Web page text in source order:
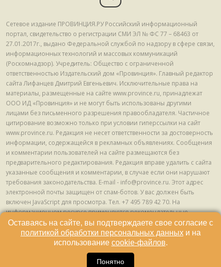
Сетевое издание ПРОВИНЦИЯ.РУ Российский информационный
портал, свидетельство о регистрации СМИ ЭЛ № ФС 77 – 68463 от
27.01.2017г., выдано Федеральной службой по надзору в сфере связи,
информационных технологий и массовых коммуникаций
(Роскомнадзор). Учредитель: Общество с ограниченной
ответственностью Издательский дом «Провинция». Главный редактор
сайта Лифанцев Дмитрий Евгеньевич. Исключительные права на
материалы, размещенные на сайте www.province.ru, принадлежат
ООО ИД «Провинция» и не могут быть использованы другими
лицами без письменного разрешения правообладателя. Частичное
цитирование возможно только при условии гиперссылки на сайт
www.province.ru. Редакция не несет ответственности за достоверность
информации, содержащейся в рекламных объявлениях. Сообщения
и комментарии пользователей на сайте размещаются без
предварительного редактирования. Редакция вправе удалить с сайта
указанные сообщения и комментарии, в случае если они нарушают
требования законодательства. E-mail - info@province.ru. Этот адрес
электронной почты защищен от спам-ботов. У вас должен быть
включен JavaScript для просмотра. Tел. +7 495 789 42 70. На
информационном ресурсе применяются рекомендательные
технологии (информационные технологии предоставления
информации на основе сбора, систематизации и анализа сведений,
относящихся к предпочтениям пользователей сети "Интернет",
находящихся на территории Российской Федерации) © ООО ИД
Оставаясь на сайте, вы подтверждаете свое согласие с
политикой обработки персональных данныхи на
использование cookie-файлов.
Понятно